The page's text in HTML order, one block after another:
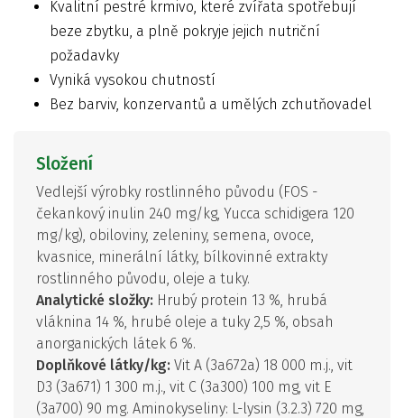
Kvalitní pestré krmivo, které zvířata spotřebují
beze zbytku, a plně pokryje jejich nutriční
požadavky
Vyniká vysokou chutností
Bez barviv, konzervantů a umělých zchutňovadel
Složení
Vedlejší výrobky rostlinného původu (FOS -
čekankový inulin 240 mg/kg, Yucca schidigera 120
mg/kg), obiloviny, zeleniny, semena, ovoce,
kvasnice, minerální látky, bílkovinné extrakty
rostlinného původu, oleje a tuky.
Analytické složky: Hrubý protein 13 %, hrubá
vláknina 14 %, hrubé oleje a tuky 2,5 %, obsah
anorganických látek 6 %.
Doplňkové látky/kg: Vit A (3a672a) 18 000 m.j., vit
D3 (3a671) 1 300 m.j., vit C (3a300) 100 mg, vit E
(3a700) 90 mg. Aminokyseliny: L-lysin (3.2.3) 720 mg,